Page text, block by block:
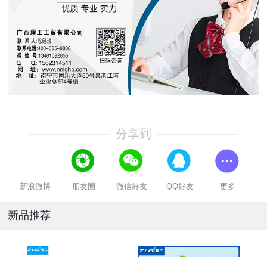
分享到
新浪微博 朋友圈 微信好友 QQ好友 更多
新品推荐